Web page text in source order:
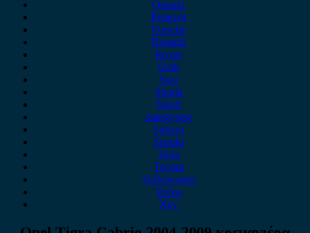
Omoda
Peugeot
Porsche
Renault
Rover
Saab
Seat
Skoda
Smart
ssangyong
Subaru
Suzuki
Tesla
Toyota
Volkswagen
Volvo
Xev